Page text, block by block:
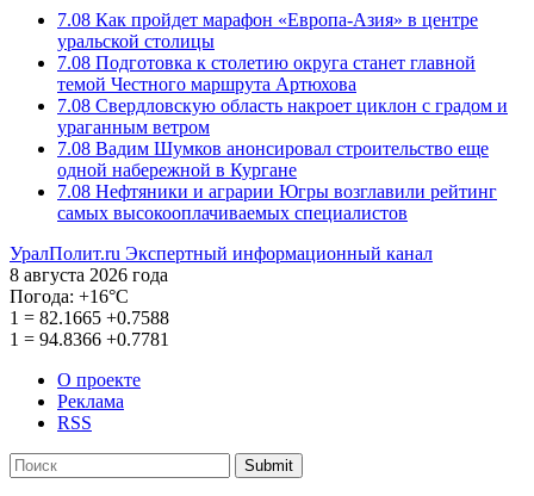
7.08 Как пройдет марафон «Европа-Азия» в центре
уральской столицы
7.08 Подготовка к столетию округа станет главной
темой Честного маршрута Артюхова
7.08 Свердловскую область накроет циклон с градом и
ураганным ветром
7.08 Вадим Шумков анонсировал строительство еще
одной набережной в Кургане
7.08 Нефтяники и аграрии Югры возглавили рейтинг
самых высокооплачиваемых специалистов
УралПолит.ru Экспертный информационный канал
8 августа 2026 года
Погода: +16°С
1 = 82.1665 +0.7588
1 = 94.8366 +0.7781
О проекте
Реклама
RSS
Submit